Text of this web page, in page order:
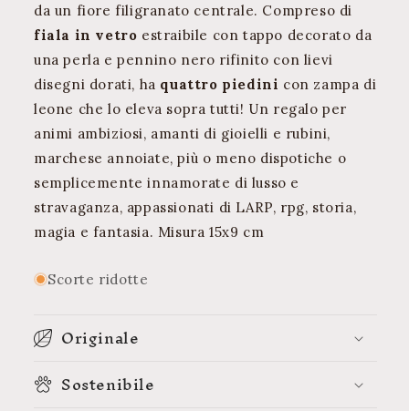
da un fiore filigranato centrale. Compreso di
fiala in vetro estraibile con tappo decorato da
una perla e pennino nero rifinito con lievi
disegni dorati, ha quattro piedini con zampa di
leone che lo eleva sopra tutti! Un regalo per
animi ambiziosi, amanti di gioielli e rubini,
marchese annoiate, più o meno dispotiche o
semplicemente innamorate di lusso e
stravaganza, appassionati di LARP, rpg, storia,
magia e fantasia. Misura15x9 cm
Scorte ridotte
Originale
Sostenibile